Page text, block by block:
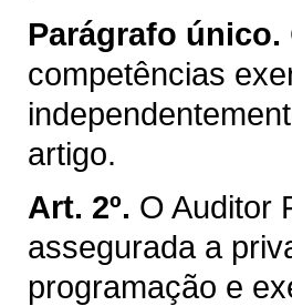
Parágrafo único.
competências
artigo.
Art. 2º. O Auditor
assegurada a
programação e